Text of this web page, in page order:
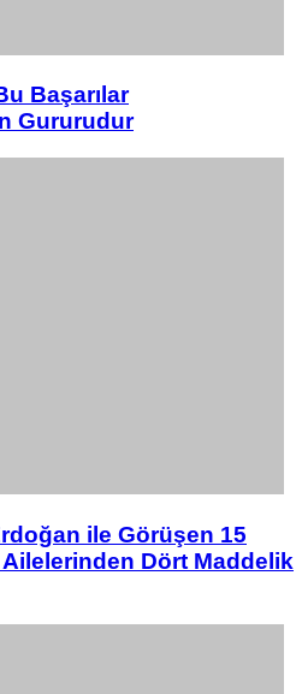
Başarılar
Gururudur
ile Görüşen 15
Dört Maddelik